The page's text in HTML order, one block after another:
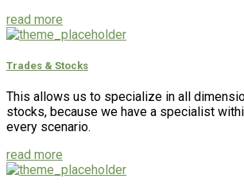
read more
Trades & Stocks
This allows us to specialize in all
stocks, because we have a specialist
every scenario.
read more